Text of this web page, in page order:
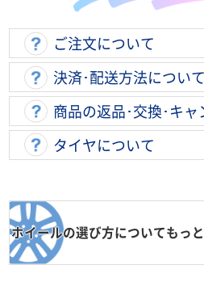
ご注文について
決済･配送方法について
商品の返品･交換･キ
タイヤについて
ホイールの選び方についてもっ